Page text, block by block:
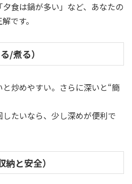
夕食は鍋が多い」など、あなたの
です。
/煮る）
炒めやすい。さらに深いと“簡
たいなら、少し深めが便利で
と安全）